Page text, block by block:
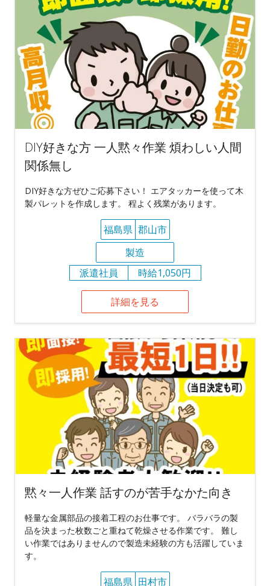
DIY好きな方 一人黙々作業 煩わしい人間
関係無し
DIY好きな方ぜひご応募下さい！ エアタッカーを使って木
製パレットを作成します。 程よく残業があります。
福島県 郡山市
製造
派遣社員
時給1,050円
詳細を見る
黙々一人作業 話すのが苦手なかた向き
軽量な金属部品の接着工程のお仕事です。 バラバラの製
品を決まった枚数ごと重ねて乾燥させる作業です。 難し
い作業ではありませんので製造未経験の方も活躍していま
す。
福島県 田村市